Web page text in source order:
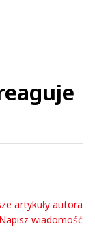
artykuły autora
Napisz wiadomość